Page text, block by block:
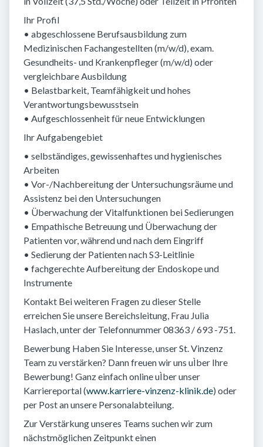
Ihr Profil
• abgeschlossene Berufsausbildung zum
Medizinischen Fachangestellten (m/w/d), exam.
Gesundheits- und Krankenpfleger (m/w/d) oder
vergleichbare Ausbildung
• Belastbarkeit, Teamfähigkeit und hohes
Verantwortungsbewusstsein
• Aufgeschlossenheit für neue Entwicklungen
Ihr Aufgabengebiet
• selbständiges, gewissenhaftes und hygienisches
Arbeiten
• Vor-/Nachbereitung der Untersuchungsräume und
Assistenz bei den Untersuchungen
• Überwachung der Vitalfunktionen bei Sedierungen
• Empathische Betreuung und Überwachung der
Patienten vor, während und nach dem Eingriff
• Sedierung der Patienten nach S3-Leitlinie
• fachgerechte Aufbereitung der Endoskope und
Instrumente
Kontakt Bei weiteren Fragen zu dieser Stelle
erreichen Sie unsere Bereichsleitung, Frau Julia
Haslach, unter der Telefonnummer 08363 / 693 -751.
Bewerbung Haben Sie Interesse, unser St. Vinzenz
Team zu verstärken? Dann freuen wir uns uÌber Ihre
Bewerbung! Ganz einfach online uÌber unser
Karriereportal (www.karriere-vinzenz-klinik.de) oder
per Post an unsere Personalabteilung.
Zur Verstärkung unseres Teams suchen wir zum
nächstmöglichen Zeitpunkt einen